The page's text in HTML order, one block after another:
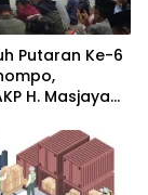
Putaran Ke-6
H. Masjaya
Jaga